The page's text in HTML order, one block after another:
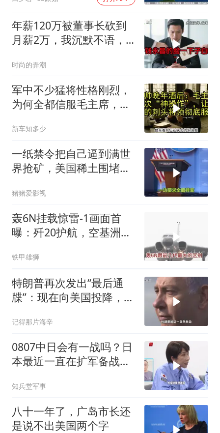
年薪120万被董事长砍到
月薪2万，我沉默不语，
我
时尚的弄潮
军中不少猛将性格刚烈，
为何全都信服毛主席，这
新车知多少
一纸禁令把自己逼到满世
界抢矿，美国稀土围堵成
猪猪爱影视
轰6N挂载惊雷-1画面首
曝：歼20护航，空基洲际
铁甲雄狮
特朗普再次发出“最后通
牒”：现在向美国投降，是
记得那片海辛
0807中日会有一战吗？日
本最近一直在扩军备战，
知兵堂军事
八十一年了，广岛市长还
是说不出美国两个字